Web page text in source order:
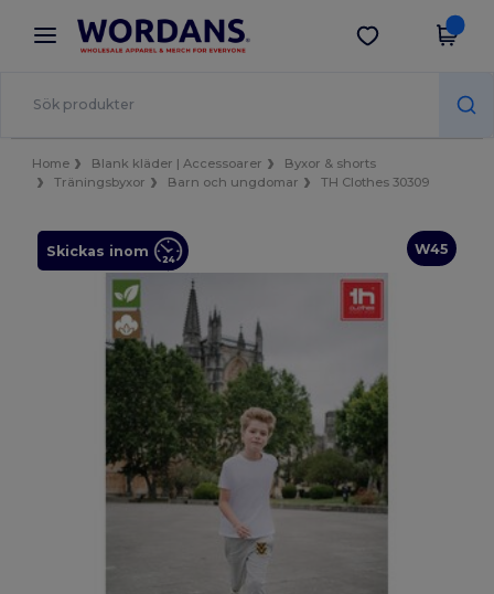
× Wordans-app
Bättre priser i appen!
Hämta app
Home Blank kläder | Accessoarer
Byxor & shorts
Träningsbyxor
Barn och ungdomar TH Clothes 30309
W45
Skickas inom